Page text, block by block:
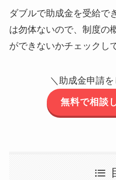
ダブルで助成金を受給で
は勿体ないので、制度の
ができないかチェックし
＼助成金申請
無料で相